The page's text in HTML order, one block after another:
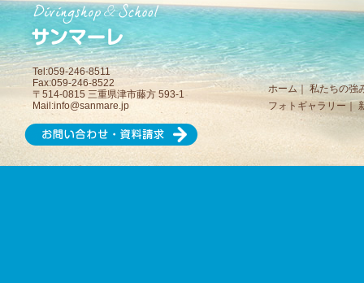
Tel:059-246-8511
Fax:059-246-8522
〒514-0815 三重県津市藤方 593-1
Mail:info@sanmare.jp
ホーム
私たちの強
フォトギャラリー｜